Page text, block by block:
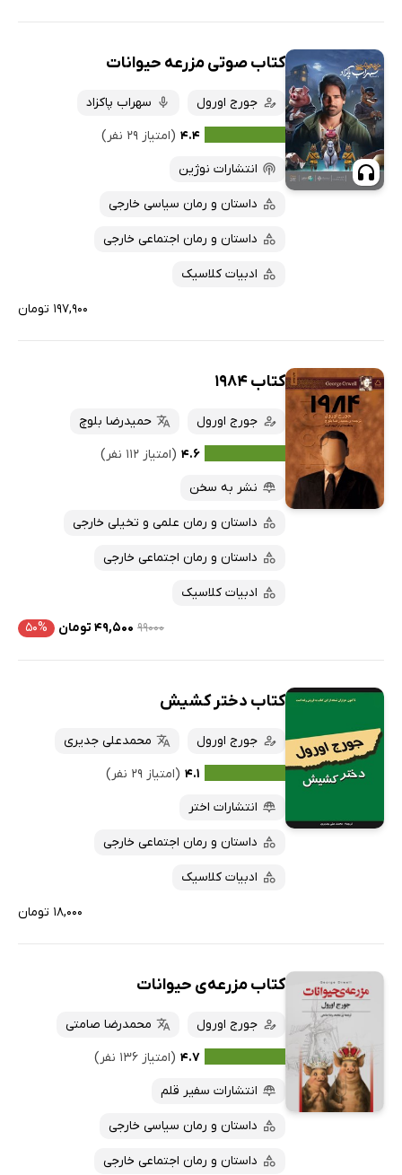
کتاب صوتی مزرعه حیوانات
جورج اورول
سهراب پاکزاد
۴.۴ (امتیاز ۲۹ نفر)
انتشارات نوژین
داستان و رمان سیاسی خارجی
داستان و رمان اجتماعی خارجی
ادبیات کلاسیک
۱۹۷,۹۰۰ تومان
کتاب 1984
جورج اورول
حمیدرضا بلوچ
۴.۶ (امتیاز ۱۱۲ نفر)
نشر به سخن
داستان و رمان علمی و تخیلی خارجی
داستان و رمان اجتماعی خارجی
ادبیات کلاسیک
۹۹۰۰۰ ۴۹,۵۰۰ تومان ۵۰%
کتاب دختر کشیش
جورج اورول
محمدعلی جدیری
۴.۱ (امتیاز ۲۹ نفر)
انتشارات اختر
داستان و رمان اجتماعی خارجی
ادبیات کلاسیک
۱۸,۰۰۰ تومان
کتاب مزرعه‌ی حیوانات
جورج اورول
محمدرضا صامتی
۴.۷ (امتیاز ۱۳۶ نفر)
انتشارات سفیر قلم
داستان و رمان سیاسی خارجی
داستان و رمان اجتماعی خارجی